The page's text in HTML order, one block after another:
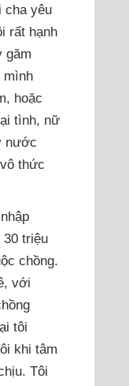
cha yêu
rất hạnh
găm
mình
hoặc
tình, nữ
nước
thức
30 triệu
chồng.
với
tôi
khi tâm
Tôi